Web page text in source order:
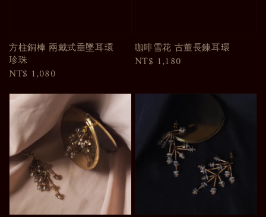
方柱銅棒 兩戴式垂墜耳環
珍珠
Regular
NT$ 1,080
咖啡雪花 古董長鍊耳環
Regular
NT$ 1,180